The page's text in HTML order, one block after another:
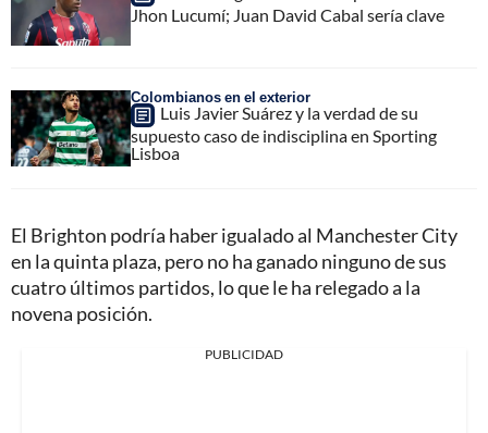
Jhon Lucumí; Juan David Cabal sería clave
Colombianos en el exterior
Luis Javier Suárez y la verdad de su
supuesto caso de indisciplina en Sporting
Lisboa
El Brighton podría haber igualado al Manchester City
en la quinta plaza, pero no ha ganado ninguno de sus
cuatro últimos partidos, lo que le ha relegado a la
novena posición.
PUBLICIDAD